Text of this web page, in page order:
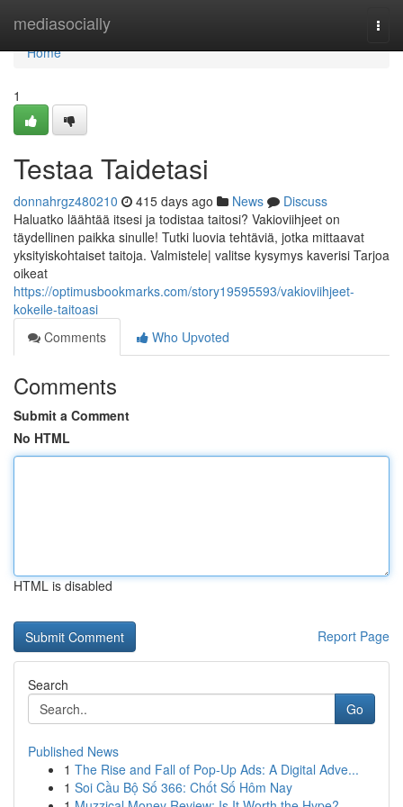
mediasocially
Home
Home
1
Testaa Taidetasi
donnahrgz480210 415 days ago News
Discuss
Haluatko läähtää itsesi ja todistaa taitosi? Vakioviihjeet on
täydellinen paikka sinulle! Tutki luovia tehtäviä, jotka mittaavat
yksityiskohtaiset taitoja. Valmistele| valitse kysymys kaverisi Tarjoa
oikeat
https://optimusbookmarks.com/story19595593/vakioviihjeet-
kokeile-taitoasi
Comments
Who Upvoted
Comments
Submit a Comment
No HTML
HTML is disabled
Report Page
Search
Go
Published News
1 The Rise and Fall of Pop-Up Ads: A Digital Adve...
1 Soi Cầu Bộ Số 366: Chốt Số Hôm Nay